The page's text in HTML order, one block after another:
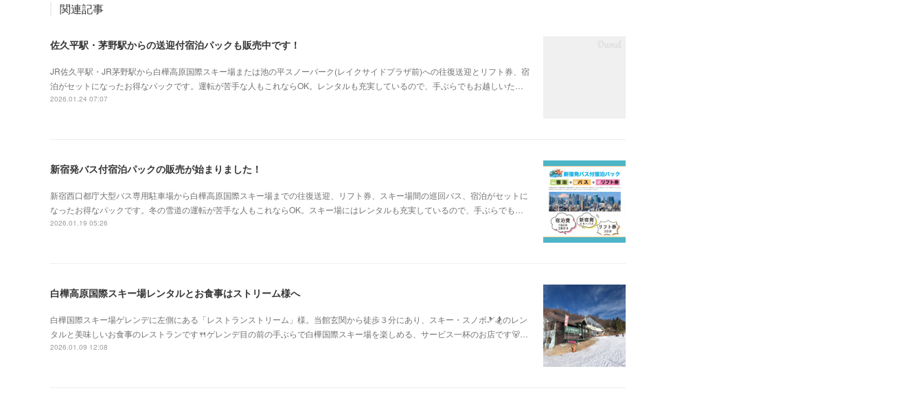
関連記事
佐久平駅・茅野駅からの送迎付宿泊パックも販売中です！
JR佐久平駅・JR茅野駅から白樺高原国際スキー場または池の平スノーパーク(レイクサイドプラザ前)への往復送迎とリフト券、宿
泊がセットになったお得なパックです。運転が苦手な人もこれならOK。レンタルも充実しているので、手ぶらでもお越しいた…
2026.01.24 07:07
新宿発バス付宿泊パックの販売が始まりました！
新宿西口都庁大型バス専用駐車場から白樺高原国際スキー場までの往復送迎、リフト券、スキー場間の巡回バス、宿泊がセットに
なったお得なパックです。冬の雪道の運転が苦手な人もこれならOK。スキー場にはレンタルも充実しているので、手ぶらでも…
2026.01.19 05:26
白樺高原国際スキー場レンタルとお食事はストリーム様へ
白樺国際スキー場ゲレンデに左側にある「レストランストリーム」様。当館玄関から徒歩３分にあり、スキー・スノボ🎿🏂のレン
タルと美味しいお食事のレストランです🍴ゲレンデ目の前の手ぶらで白樺国際スキー場を楽しめる、サービス一杯のお店です🐻…
2026.01.09 12:08